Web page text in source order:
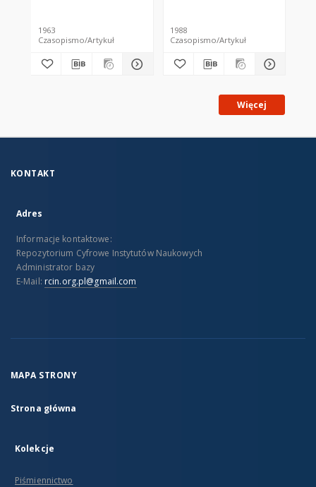
1963
Czasopismo/Artykuł
1988
Czasopismo/Artykuł
Więcej
KONTAKT
Adres
Informacje kontaktowe:
Repozytorium Cyfrowe Instytutów Naukowych
Administrator bazy
E-Mail: rcin.org.pl@gmail.com
MAPA STRONY
Strona główna
Kolekcje
Piśmiennictwo